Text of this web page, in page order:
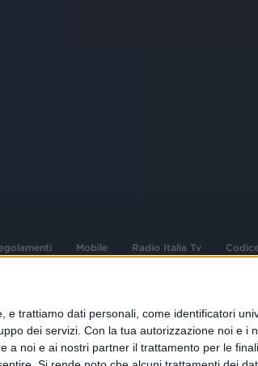
trattiamo dati personali, come identificatori
dei servizi. Con la tua autorizzazione noi e i
noi e ai nostri partner il trattamento per le
Mobile Radio Italia Tv
Sede Amministrativa: Viale Europa 49, 20093
02 25444220
Sede Legale: Via Savona 97, 20144 Milano